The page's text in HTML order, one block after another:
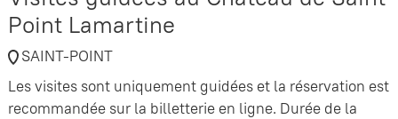
Point Lamartine
SAINT-POINT
Les visites sont uniquement guidées et la réservation est
recommandée sur la billetterie en ligne. Durée de la